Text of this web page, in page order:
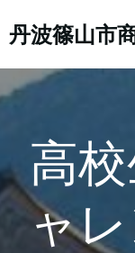
丹波篠山市
高
ャ